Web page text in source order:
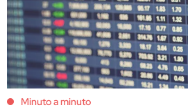
Minuto a minuto